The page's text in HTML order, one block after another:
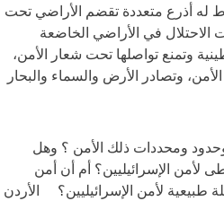
له أذرع متعددة تقضم الأراضي تحت
الاحتلال في الأراضي الخاضعة
وتمنع تواصلها تحت شعار الأمن،
وتصادر الأرض والسماء والبحار
ومحددات ذلك الأمن ؟ وهل
لأمن الإسرائيليين؟ أم أن أمن
طبيعية لأمن الإسرائيليين؟ الأردن